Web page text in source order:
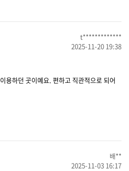
t*************
2025-11-20 19:38
용하던 곳이예요. 편하고 직관적으로 되어
배**
2025-11-03 16:17